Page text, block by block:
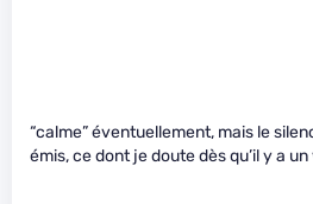
“calme” éventuellement, mais le
émis, ce dont je doute dès qu’il y a